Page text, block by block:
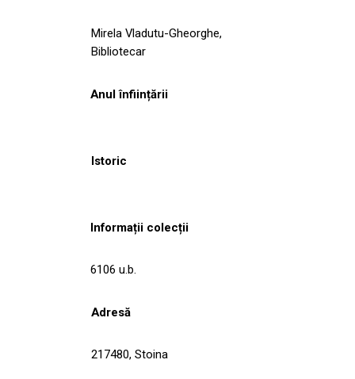
Mirela Vladutu-Gheorghe,
Bibliotecar
Anul înființării
Istoric
Informații colecții
6106 u.b.
Adresă
217480, Stoina